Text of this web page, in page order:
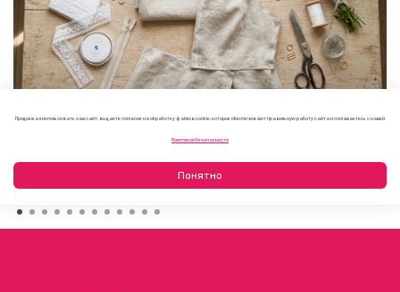
Продолжая использовать наш сайт, вы даете согласие на обработку файлов cookie, которые обеспечивают правильную работу сайта и соглашаетесь с нашей
Политикой безопасности
Понятно